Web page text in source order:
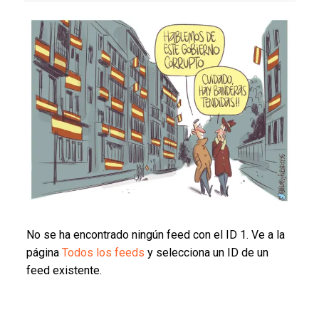
No se ha encontrado ningún feed con el ID 1. Ve a la
página Todos los feeds y selecciona un ID de un
feed existente.